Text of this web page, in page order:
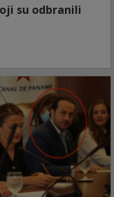
su odbranili